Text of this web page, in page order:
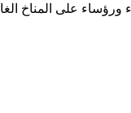
على المناخ